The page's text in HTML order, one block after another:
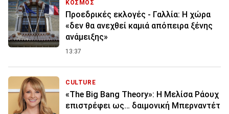
ΚΟΣΜΟΣ
Προεδρικές εκλογές - Γαλλία: Η χώρα
«δεν θα ανεχθεί καμιά απόπειρα ξένης
ανάμειξης»
13:37
CULTURE
«The Big Bang Theory»: Η Μελίσα Ράουχ
επιστρέφει ως… δαιμονική Μπερναντέτ